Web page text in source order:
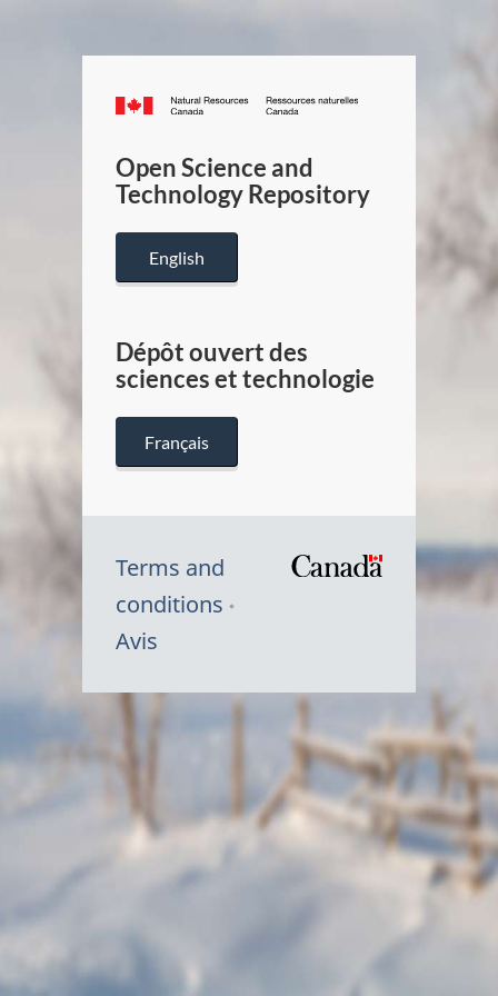
Canada.ca
/
Canada
Open Science and
Technology Repository
English
Dépôt ouvert des
sciences et technologie
Français
Terms and
conditions
Avis
Symbole
Canada